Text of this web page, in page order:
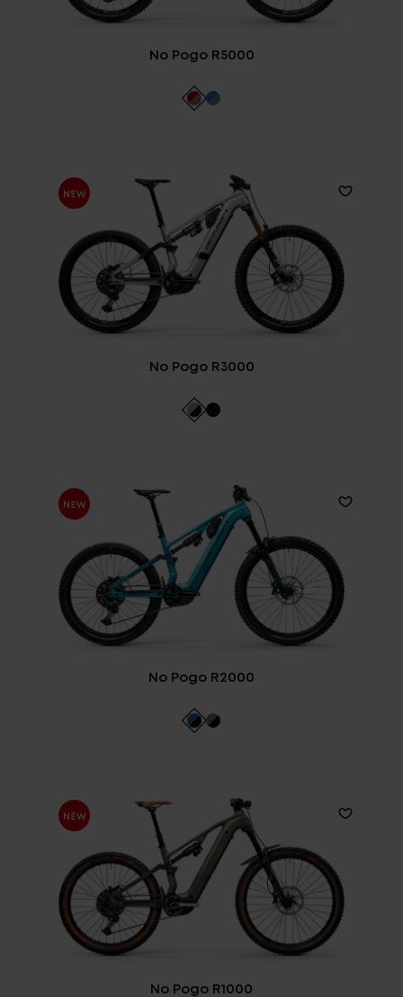
de-DE Login
HÄNDLERSUCHE
No Pogo R5000
No Pogo R3000
No Pogo R2000
No Pogo R1000